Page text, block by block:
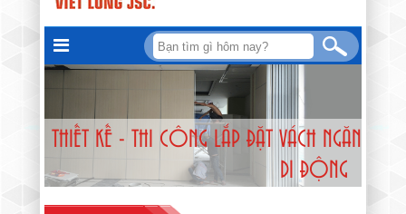
THIẾT KẾ - THI CÔNG LẮP ĐẶT VÁCH NGĂN
DI ĐỘNG